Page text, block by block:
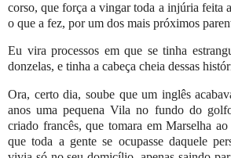
corso, que força a vingar toda a injúria feita
o que a fez, por um dos mais próximos
Eu vira processos em que se tinha
donzelas, e tinha a cabeça cheia dessas
Ora, certo dia, soube que um inglês
anos uma pequena Vila no fundo do
criado francês, que tomara em Marselha
que toda a gente se ocupasse daquele